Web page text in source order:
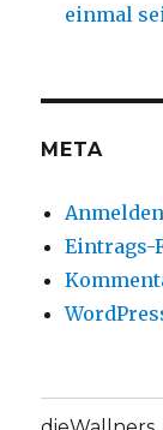
einmal
META
Anmelden
Eintrags-